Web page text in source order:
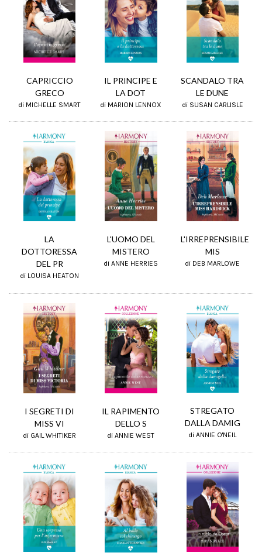
CAPRICCIO
GRECO
di MICHELLE SMART
IL PRINCIPE E
LA DOT
di MARION LENNOX
SCANDALO TRA
LE DUNE
di SUSAN CARLISLE
LA
DOTTORESSA
DEL PR
di LOUISA HEATON
L'UOMO DEL
MISTERO
di ANNE HERRIES
L'IRREPRENSIBILE
MIS
di DEB MARLOWE
I SEGRETI DI
MISS VI
di GAIL WHITIKER
IL RAPIMENTO
DELLO S
di ANNIE WEST
STREGATO
DALLA DAMIG
di ANNIE O'NEIL